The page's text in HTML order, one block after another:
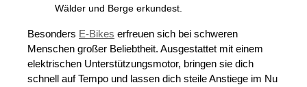
Wälder und Berge erkundest.
Besonders E-Bikes erfreuen sich bei schweren
Menschen großer Beliebtheit. Ausgestattet mit einem
elektrischen Unterstützungsmotor, bringen sie dich
schnell auf Tempo und lassen dich steile Anstiege im Nu